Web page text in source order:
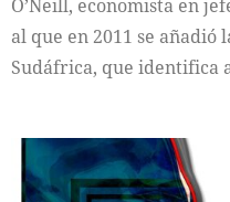
O’Neill, economista en
al que en 2011 se
Sudáfrica, que identifica